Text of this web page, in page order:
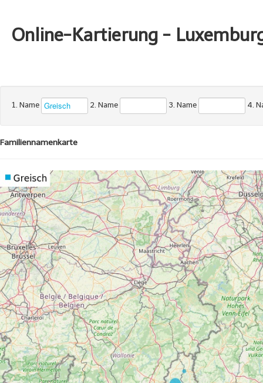
Online-Kartierung -
1. Name 2. Name 3. Name 4.
Familiennamenkarte